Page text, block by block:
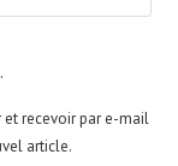
et recevoir par e-mail
article.